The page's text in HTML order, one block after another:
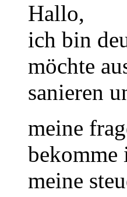
Hallo,
ich bin
möchte
sanieren
meine
bekomme
meine